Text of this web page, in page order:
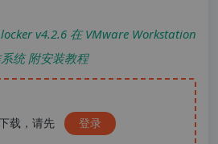
v4.2.6 在 VMware Workstation
统 附安装教程
载，请先 登录